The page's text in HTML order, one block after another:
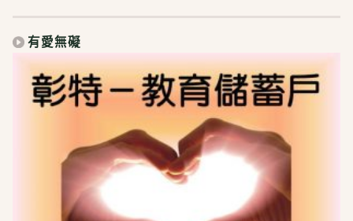
有愛無礙